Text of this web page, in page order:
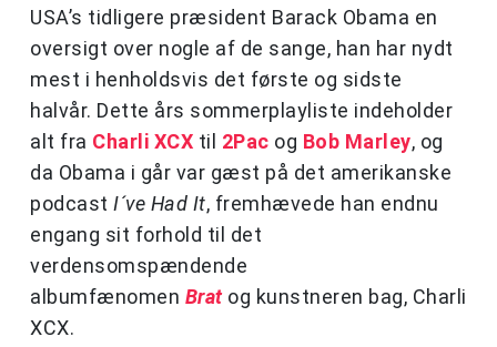
USA’s tidligere præsident Barack Obama en
oversigt over nogle af de sange, han har nydt
mest i henholdsvis det første og sidste
halvår. Dette års sommerplayliste indeholder
alt fra Charli XCX til 2Pac og Bob Marley, og
da Obama i går var gæst på det amerikanske
podcast I´ve Had It, fremhævede han endnu
engang sit forhold til det
verdensomspændende
albumfænomen Bratog kunstneren bag, Charli
XCX.